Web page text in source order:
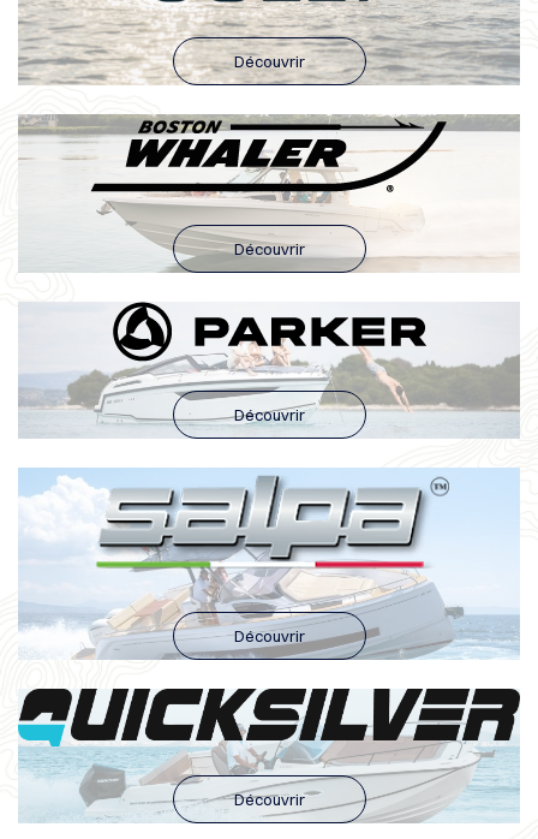
Découvrir
Découvrir
Découvrir
Découvrir
Découvrir